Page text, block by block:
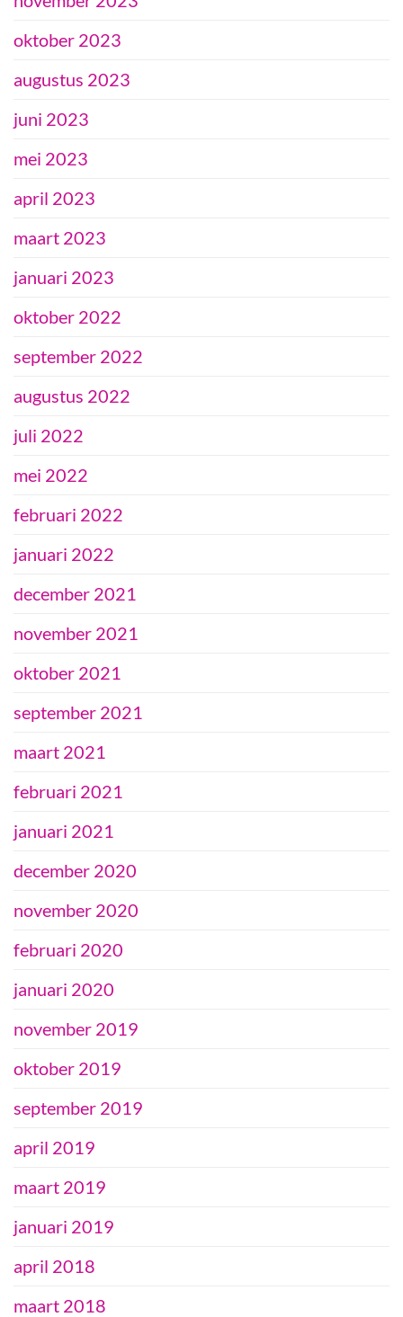
oktober 2023
augustus 2023
juni 2023
mei 2023
april 2023
maart 2023
januari 2023
oktober 2022
september 2022
augustus 2022
juli 2022
mei 2022
februari 2022
januari 2022
december 2021
november 2021
oktober 2021
september 2021
maart 2021
februari 2021
januari 2021
december 2020
november 2020
februari 2020
januari 2020
november 2019
oktober 2019
september 2019
april 2019
maart 2019
januari 2019
april 2018
maart 2018